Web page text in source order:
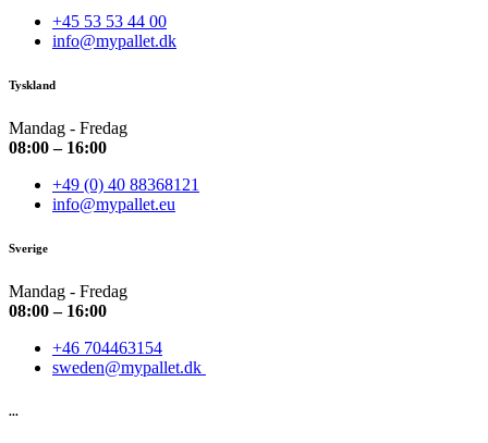
+45 53 53 44 00
info@mypallet.dk
Tyskland
Mandag - Fredag
08:00 – 16:00
+49 (0) 40 88368121
info@mypallet.eu
Sverige
Mandag - Fredag
08:00 – 16:00
+46 704463154
sweden@mypallet.dk
...